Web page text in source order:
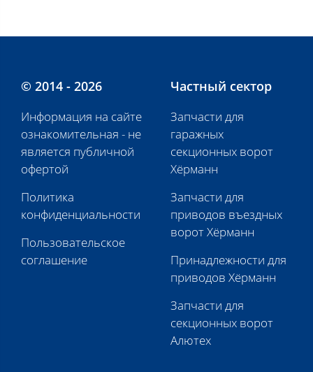
© 2014 - 2026
Информация на сайте
ознакомительная - не
является публичной
офертой
Политика
конфиденциальности
Пользовательское
соглашение
Частный сектор
Запчасти для
гаражных
секционных ворот
Хёрманн
Запчасти для
приводов въездных
ворот Хёрманн
Принадлежности для
приводов Хёрманн
Запчасти для
секционных ворот
Алютех